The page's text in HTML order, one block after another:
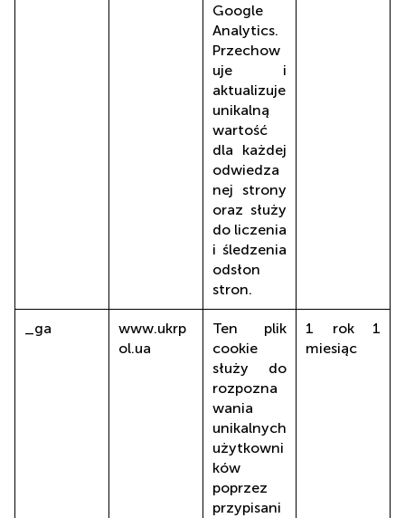
Google
Analytics.
Przechow
uje i
aktualizuje
unikalną
wartość
dla każdej
odwiedza
nej strony
oraz służy
do liczenia
i śledzenia
odsłon
stron.
_ga
www.ukrp
ol.ua
Ten plik
cookie
służy do
rozpozna
wania
unikalnych
użytkowni
ków
poprzez
przypisani
1 rok 1
miesiąc